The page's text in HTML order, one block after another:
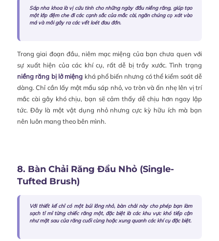
Sáp nha khoa là vị cứu tinh cho những ngày đầu niềng răng, giúp tạo
một lớp đệm che đi các cạnh sắc của mắc cài, ngăn chúng cọ xát vào
má và môi gây ra các vết loét đau đớn.
Trong giai đoạn đầu, niêm mạc miệng của bạn chưa quen với
sự xuất hiện của các khí cụ, rất dễ bị trầy xước. Tình trạng
niềng răng bị lở miệng khá phổ biến nhưng có thể kiểm soát dễ
dàng. Chỉ cần lấy một mẩu sáp nhỏ, vo tròn và ấn nhẹ lên vị trí
mắc cài gây khó chịu, bạn sẽ cảm thấy dễ chịu hơn ngay lập
tức. Đây là một vật dụng nhỏ nhưng cực kỳ hữu ích mà bạn
nên luôn mang theo bên mình.
8. Bàn Chải Răng Đầu Nhỏ (Single-
Tufted Brush)
Với thiết kế chỉ có một búi lông nhỏ, bàn chải này cho phép bạn làm
sạch tỉ mỉ từng chiếc răng một, đặc biệt là các khu vực khó tiếp cận
như mặt sau của răng cuối cùng hoặc xung quanh các khí cụ đặc biệt.